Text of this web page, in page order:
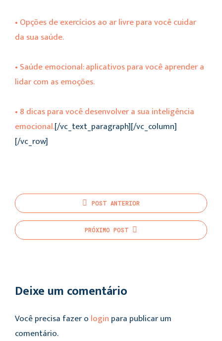
• Opções de exercícios ao ar livre para você cuidar
da sua saúde.
• Saúde emocional: aplicativos para você aprender a
lidar com as emoções.
• 8 dicas para você desenvolver a sua inteligência
emocional.[/vc_text_paragraph][/vc_column]
[/vc_row]
POST ANTERIOR
PRÓXIMO POST
Deixe um comentário
Você precisa fazer o login para publicar um
comentário.